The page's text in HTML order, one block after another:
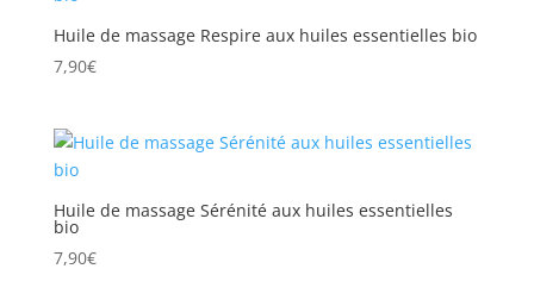
Huile de massage Respire aux huiles essentielles bio
7,90€
Huile de massage Sérénité aux huiles essentielles
bio
7,90€